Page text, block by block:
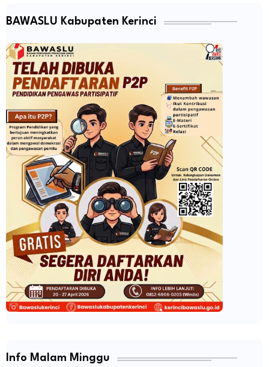
BAWASLU Kabupaten Kerinci
Info Malam Minggu